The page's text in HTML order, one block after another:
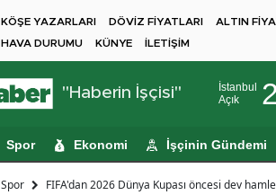
KÖŞE YAZARLARI DÖVİZ FİYATLARI ALTIN
HAVA DURUMU
KÜNYE İLETİŞİM
"Haberin İşçisi"
İstanbul
Açık
Ağrı
Spor Ekonomi İşçinin Gündemi
Spor FIFA'dan 2026 Dünya Kupası öncesi dev